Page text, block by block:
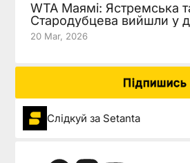
WTA Маямі: Ястремська
Стародубцева вийшли у
20 Mar, 2026
Підпишись
Слідкуй за Setanta